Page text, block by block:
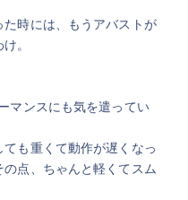
時には、もうアバストが
。
マンスにも気を遣ってい
も重くて動作が遅くなっ
点、ちゃんと軽くてスム